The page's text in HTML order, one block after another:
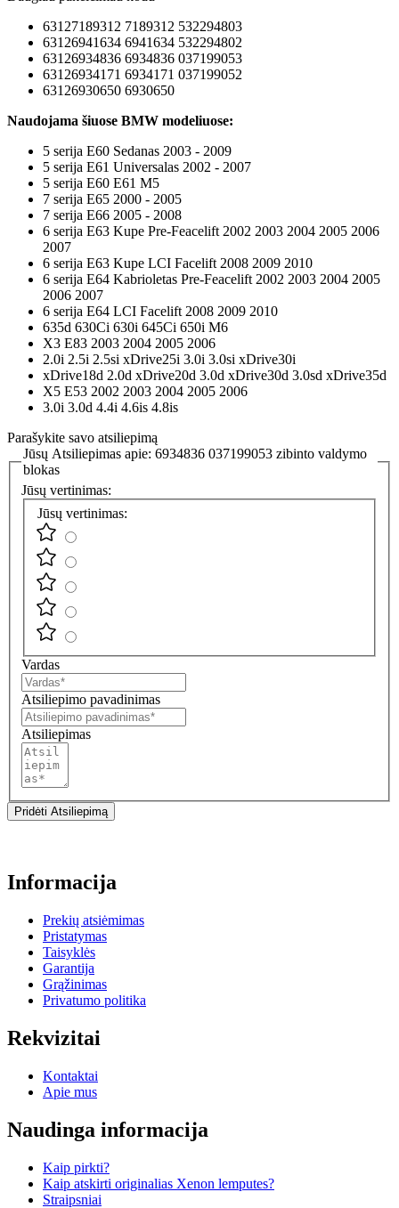
63127189312 7189312 532294803
63126941634 6941634 532294802
63126934836 6934836 037199053
63126934171 6934171 037199052
63126930650 6930650
Naudojama šiuose BMW modeliuose:
5 serija E60 Sedanas 2003 - 2009
5 serija E61 Universalas 2002 - 2007
5 serija E60 E61 M5
7 serija E65 2000 - 2005
7 serija E66 2005 - 2008
6 serija E63 Kupe Pre-Feacelift 2002 2003 2004 2005 2006
2007
6 serija E63 Kupe LCI Facelift 2008 2009 2010
6 serija E64 Kabrioletas Pre-Feacelift 2002 2003 2004 2005
2006 2007
6 serija E64 LCI Facelift 2008 2009 2010
635d 630Ci 630i 645Ci 650i M6
X3 E83 2003 2004 2005 2006
2.0i 2.5i 2.5si xDrive25i 3.0i 3.0si xDrive30i
xDrive18d 2.0d xDrive20d 3.0d xDrive30d 3.0sd xDrive35d
X5 E53 2002 2003 2004 2005 2006
3.0i 3.0d 4.4i 4.6is 4.8is
Parašykite savo atsiliepimą
Jūsų Atsiliepimas apie: 6934836 037199053 zibinto valdymo
blokas
Jūsų vertinimas:
Jūsų vertinimas:
Vardas
Atsiliepimo pavadinimas
Atsiliepimas
Pridėti Atsiliepimą
Informacija
Prekių atsiėmimas
Pristatymas
Taisyklės
Garantija
Grąžinimas
Privatumo politika
Rekvizitai
Kontaktai
Apie mus
Naudinga informacija
Kaip pirkti?
Kaip atskirti originalias Xenon lemputes?
Straipsniai